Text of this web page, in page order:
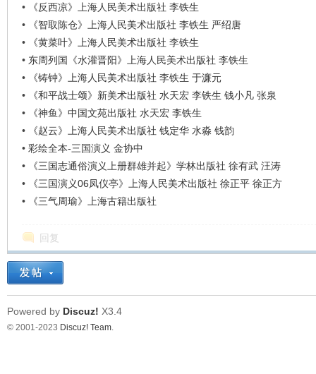
•
《反西凉》上海人民美术出版社 李铁生
•
《智取陈仓》上海人民美术出版社 李铁生 严绍唐
•
《黄菜叶》上海人民美术出版社 李铁生
• 东周列国《水灌晋阳》上海人民美术出版社 李铁生
•
《铸钟》上海人民美术出版社 李铁生 于濂元
•
《和平战士颂》新美术出版社 水天宏 李铁生 钱小凡 张泉
•
《神鱼》中国文苑出版社 水天宏 李铁生
•
《赵云》上海人民美术出版社 钱定华 水淼 钱韵
• 彩绘全本-三国演义 金协中
•
《三国志通俗演义上册群雄并起》学林出版社 徐有武 汪涛
•
《三国演义06凤仪亭》上海人民美术出版社 徐正平 徐正方
•
《三气周瑜》上海古籍出版社
回复
Powered by Discuz! X3.4
© 2001-2023 Discuz! Team.